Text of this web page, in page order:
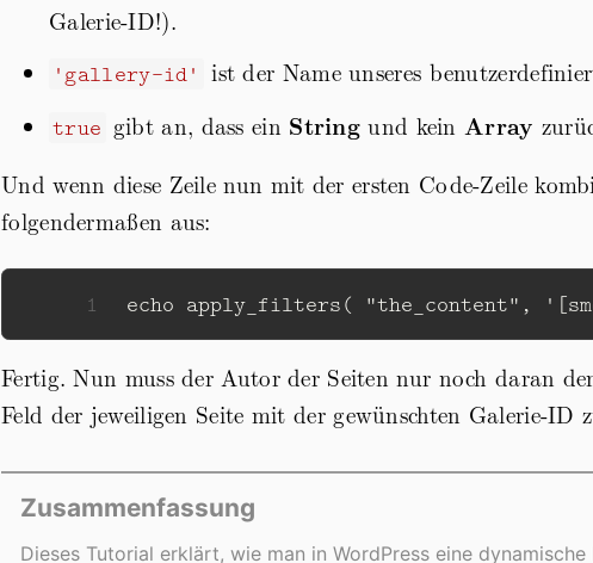
Galerie-ID!).
'gallery-id' ist der Name unseres
true gibt an, dass ein String und keinArray
Und wenn diese Zeile nun mit der ersten Code-Zeile
folgendermaßen aus:
1 echo apply_filters( "the_content" ,
Fertig. Nun muss der Autor der Seiten nur noch daran
Feld der jeweiligen Seite mit der gewünschten Galerie-ID
Zusammenfassung
Dieses Tutorial erklärt, wie man in WordPress eine